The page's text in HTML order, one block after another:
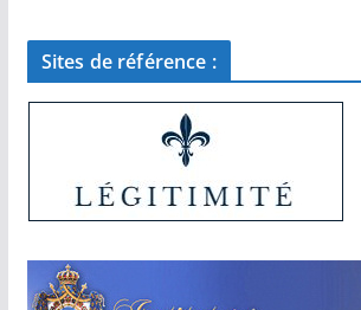
Sites de référence :